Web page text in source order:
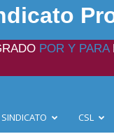
POR Y PARA
SINDICATO CSL